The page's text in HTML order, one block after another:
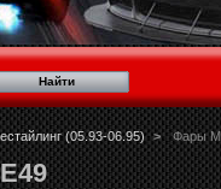
(05.93-06.95) >
Фары